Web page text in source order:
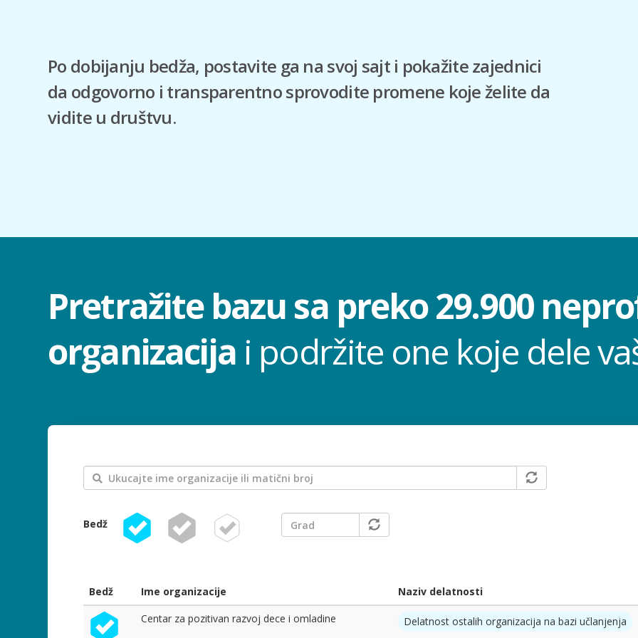
Po dobijanju bedža, postavite ga na svoj sajt i pokažite zajednici
da odgovorno i transparentno sprovodite promene koje želite da
vidite u društvu.
Pretražite bazu sa preko 29.900
organizacija i podržite one koje dele
Bedž
Bedž Ime organizacije Naziv delatnosti
Centar za pozitivan razvoj dece i omladine
Delatnost ostalih organizacija na bazi učlanjenja